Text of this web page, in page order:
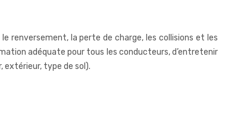
renversement, la perte de charge, les collisions et les
adéquate pour tous les conducteurs, d’entretenir
extérieur, type de sol).